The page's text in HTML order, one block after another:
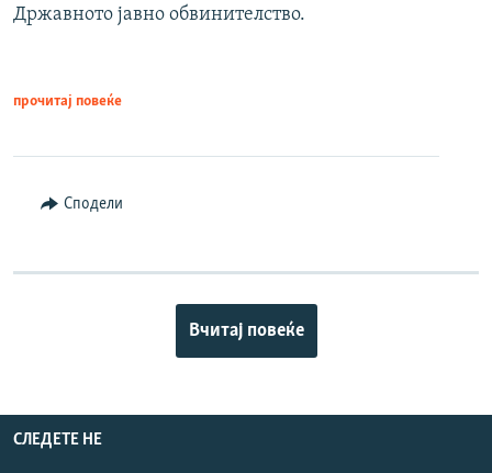
Државното јавно обвинителство.
прочитај повеќе
Сподели
Вчитај повеќе
СЛЕДЕТЕ НЕ